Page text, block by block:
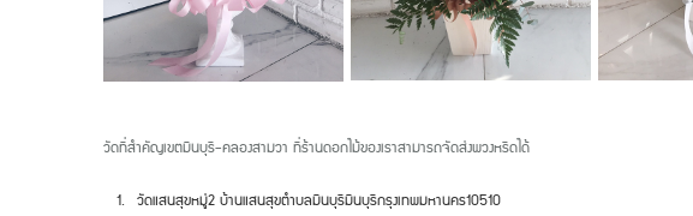
วัดที่สำคัญเขตมีนบุรี-คลองสามวา ที่ร้านดอกไม้ของเราสามารถจัดส่งพวงหรีดได้
วัดแสนสุขหมู่2บ้านแสนสุขตำบลมีนบุรีมีนบุรีกรุงเทพมหานคร10510